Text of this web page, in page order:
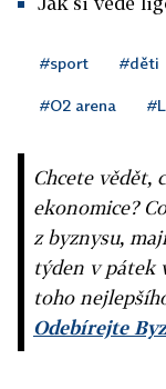
#sport #děti
#O2 arena
Chcete vědět,
ekonomice?
z byznysu,
týden v pátek
toho
Odebírejte